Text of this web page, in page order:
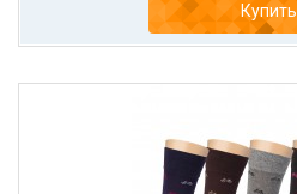
Купить